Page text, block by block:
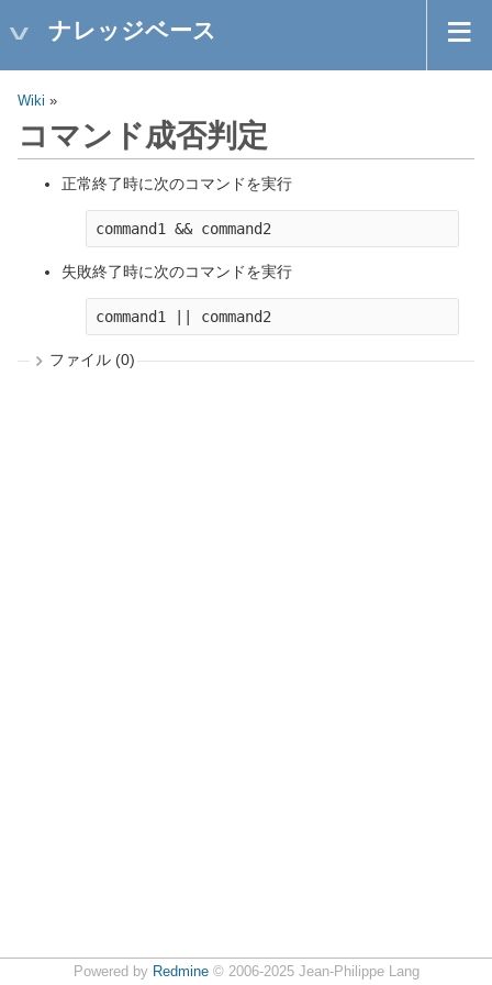
ナレッジベース
Wiki »
コマンド成否判定
正常終了時に次のコマンドを実行
失敗終了時に次のコマンドを実行
ファイル (0)
Powered by Redmine© 2006-2025 Jean-Philippe Lang